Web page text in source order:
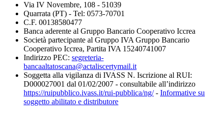
Via IV Novembre, 108 - 51039
Quarrata (PT) - Tel: 0573-70701
C.F. 00138580477
Banca aderente al Gruppo Bancario Cooperativo Iccrea
Società partecipante al Gruppo IVA Gruppo Bancario
Cooperativo Iccrea, Partita IVA 15240741007
Indirizzo PEC: segreteria-
bancaaltatoscana@actaliscertymail.it
Soggetta alla vigilanza di IVASS N. Iscrizione al RUI:
D000027001 dal 01/02/2007 - consultabile all’indirizzo
https://ruipubblico.ivass.it/rui-pubblica/ng/- Informative su
soggetto abilitato e distributore